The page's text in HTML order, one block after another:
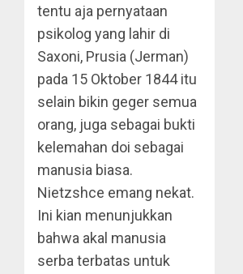
tentu aja pernyataan
psikolog yang lahir di
Saxoni, Prusia (Jerman)
pada 15 Oktober 1844 itu
selain bikin geger semua
orang, juga sebagai bukti
kelemahan doi sebagai
manusia biasa.
Nietzshce emang nekat.
Ini kian menunjukkan
bahwa akal manusia
serba terbatas untuk